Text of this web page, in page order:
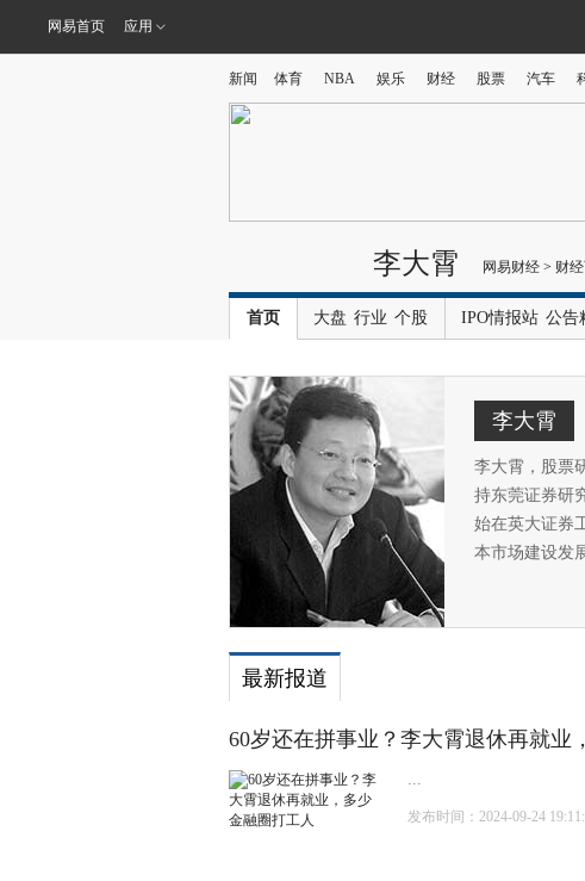
网易首页 应用
新闻 体育 NBA 娱乐 财经 股票 汽车
李大霄 网易财经 > 财
首页 大盘 行业 个股 IPO情报站 公告
李大霄
李大霄，股票
持东莞证券研
始在英大证券
本市场建设发
最新报道
60岁还在拼事业？李大霄退休再就业
...
发布时间：2024-09-24